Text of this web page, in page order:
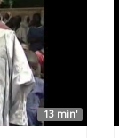
13 min'